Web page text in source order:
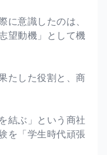
意識したのは、
望動機」として機
たした役割と、商
結ぶ」という商社
を「学生時代頑張